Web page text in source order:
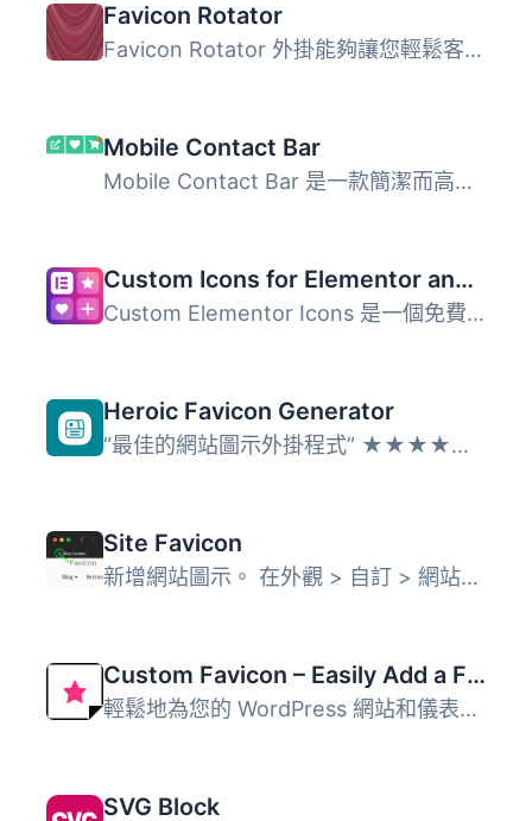
Favicon Rotator
Favicon Rotator 外掛能夠讓您輕鬆客製化您網站上的圖示。只...
Mobile Contact Bar
Mobile Contact Bar 是一款簡潔而高度可自定義的外掛程式，允...
Custom Icons for Elementor and WPBakery
Custom Elementor Icons 是一個免費的 WordPress 外掛，讓使...
Heroic Favicon Generator
“最佳的網站圖示外掛程式” ★★★★★ - WordPress.or...
Site Favicon
新增網站圖示。 在外觀 > 自訂 > 網站身分 > 網站圖...
Custom Favicon – Easily Add a Favicon in WordPress
輕鬆地為您的 WordPress 網站和儀表板上傳 favicon 和 apple ...
SVG Block